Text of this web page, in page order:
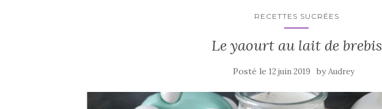
RECETTES SUCRÉES
Le yaourt au lait de brebis
Posté le 12 juin 2019 byAudrey